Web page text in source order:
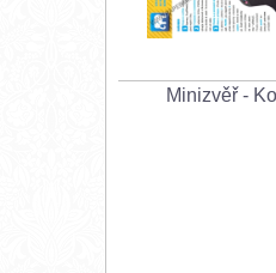
Minizvěř -